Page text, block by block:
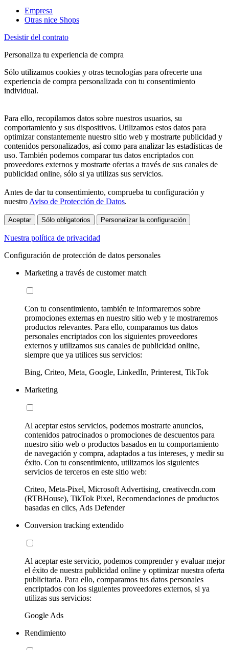
Empresa
Otras nice Shops
Desistir del contrato
Personaliza tu experiencia de compra
Sólo utilizamos cookies y otras tecnologías para ofrecerte una
experiencia de compra personalizada con tu consentimiento
individual.
Para ello, recopilamos datos sobre nuestros usuarios, su
comportamiento y sus dispositivos. Utilizamos estos datos para
optimizar constantemente nuestro sitio web y mostrarte publicidad y
contenidos personalizados, así como para analizar las estadísticas de
uso. También podemos comparar tus datos encriptados con
proveedores externos y mostrarte ofertas a través de sus canales de
publicidad online, sólo si ya utilizas sus servicios.
Antes de dar tu consentimiento, comprueba tu configuración y
nuestro Aviso de Protección de Datos.
Aceptar Sólo obligatorios Personalizar la configuración
Nuestra política de privacidad
Configuración de protección de datos personales
Marketing a través de customer match
Con tu consentimiento, también te informaremos sobre
promociones externas en nuestro sitio web y te mostraremos
productos relevantes. Para ello, comparamos tus datos
personales encriptados con los siguientes proveedores
externos y utilizamos sus canales de publicidad online,
siempre que ya utilices sus servicios:
Bing, Criteo, Meta, Google, LinkedIn, Printerest, TikTok
Marketing
Al aceptar estos servicios, podemos mostrarte anuncios,
contenidos patrocinados o promociones de descuentos para
nuestro sitio web o productos basados en tu comportamiento
de navegación y compra, adaptados a tus intereses, y medir su
éxito. Con tu consentimiento, utilizamos los siguientes
servicios de terceros en este sitio web:
Criteo, Meta-Pixel, Microsoft Advertising, creativecdn.com
(RTBHouse), TikTok Pixel, Recomendaciones de productos
basadas en clics, Ads Defender
Conversion tracking extendido
Al aceptar este servicio, podemos comprender y evaluar mejor
el éxito de nuestra publicidad online y optimizar nuestra oferta
publicitaria. Para ello, comparamos tus datos personales
encriptados con los siguientes proveedores externos, si ya
utilizas sus servicios:
Google Ads
Rendimiento